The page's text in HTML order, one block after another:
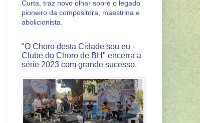
Curta, traz novo olhar sobre o legado
pioneiro da compositora, maestrina e
abolicionista.
"O Choro desta Cidade sou eu -
Clube do Choro de BH" encerra a
série 2023 com grande sucesso.